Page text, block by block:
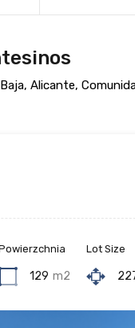
Alicante,
129 m2
Lot Size